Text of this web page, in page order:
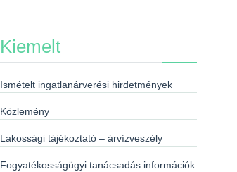
Kiemelt
Ismételt ingatlanárverési hirdetmények
Közlemény
Lakossági tájékoztató – árvízveszély
Fogyatékosságügyi tanácsadás információk